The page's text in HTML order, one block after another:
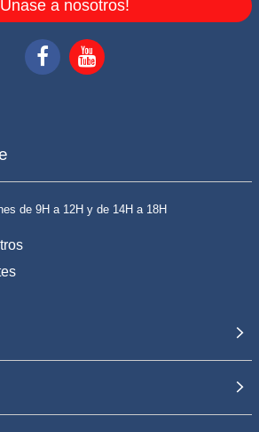
Únase a nosotros!
de 9H a 12H y de 14H a 18H